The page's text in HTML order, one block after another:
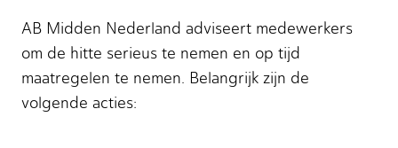
AB Midden Nederland adviseert medewerkers
om de hitte serieus te nemen en op tijd
maatregelen te nemen. Belangrijk zijn de
volgende acties: